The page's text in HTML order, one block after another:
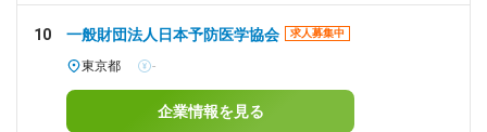
10 一般財団法人日本予防医学協会 求人募集中
東京都 -
企業情報を見る